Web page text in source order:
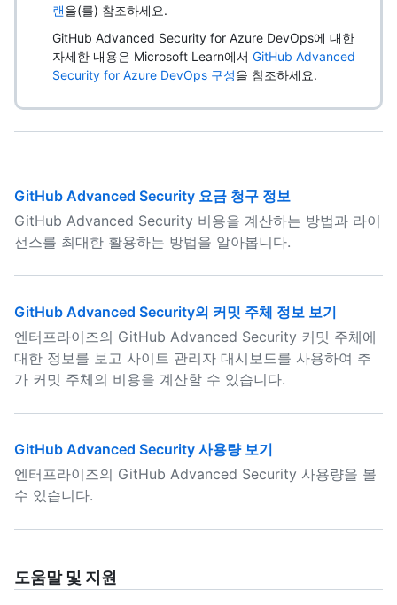
랜을(를) 참조하세요.
GitHub Advanced Security for Azure DevOps에 대한
자세한 내용은 Microsoft Learn에서 GitHub Advanced
Security for Azure DevOps 구성을 참조하세요.
GitHub Advanced Security 요금 청구 정보
GitHub Advanced Security 비용을 계산하는 방법과 라이
선스를 최대한 활용하는 방법을 알아봅니다.
GitHub Advanced Security의 커밋 주체 정보 보기
엔터프라이즈의 GitHub Advanced Security 커밋 주체에
대한 정보를 보고 사이트 관리자 대시보드를 사용하여 추
가 커밋 주체의 비용을 계산할 수 있습니다.
GitHub Advanced Security 사용량 보기
엔터프라이즈의 GitHub Advanced Security 사용량을 볼
수 있습니다.
도움말 및 지원